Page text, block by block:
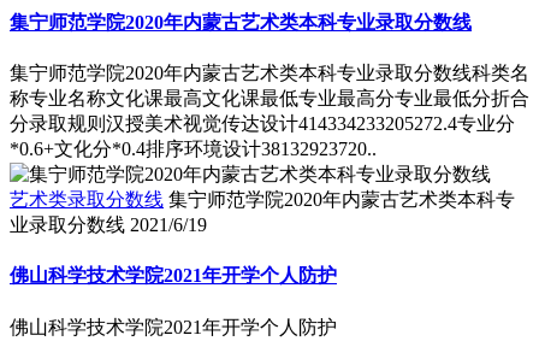
集宁师范学院2020年内蒙古艺术类本科专业录取分数线
集宁师范学院2020年内蒙古艺术类本科专业录取分数线科类名
称专业名称文化课最高文化课最低专业最高分专业最低分折合
分录取规则汉授美术视觉传达设计414334233205272.4专业分
*0.6+文化分*0.4排序环境设计38132923720..
艺术类录取分数线 集宁师范学院2020年内蒙古艺术类本科专
业录取分数线 2021/6/19
佛山科学技术学院2021年开学个人防护
佛山科学技术学院2021年开学个人防护